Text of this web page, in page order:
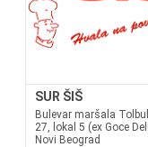
SUR ŠIŠ
Bulevar maršala
27, lokal 5 (ex Goce
Novi Beograd